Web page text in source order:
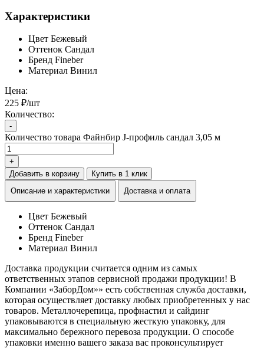
Характеристики
Цвет Бежевый
Оттенок Сандал
Бренд Fineber
Материал Винил
Цена:
225 ₽/шт
Количество:
-
Количество товара Файнбир J-профиль сандал 3,05 м
+
Добавить в корзину
Купить в 1 клик
Описание и характеристики
Доставка и оплата
Цвет Бежевый
Оттенок Сандал
Бренд Fineber
Материал Винил
Доставка продукции считается одним из самых
ответственных этапов сервисной продажи продукции! В
Компании «ЗаборДом»» есть собственная служба доставки,
которая осуществляет доставку любых приобретенных у нас
товаров. Металлочерепица, профнастил и сайдинг
упаковываются в специальную жесткую упаковку, для
максимально бережного перевоза продукции. О способе
упаковки именно вашего заказа вас проконсультирует